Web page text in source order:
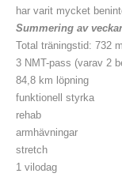
har varit mycket
Summering av
Total träningstid: 732
3 NMT-pass (varav 2
84,8 km löpning
funktionell styrka
rehab
armhävningar
stretch
1 vilodag